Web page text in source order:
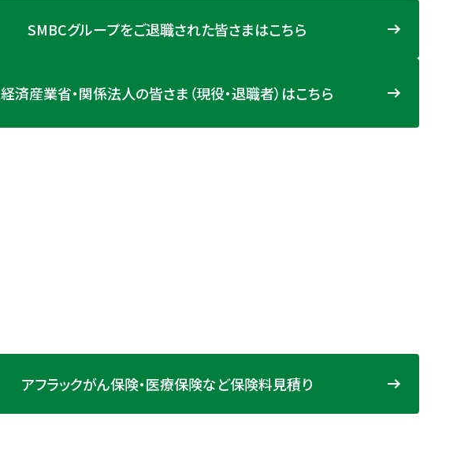
SMBCグループをご退職された皆さまはこちら
経済産業省・関係法人の皆さま（現役・退職者）はこちら
アフラックがん保険・医療保険など保険料見積り